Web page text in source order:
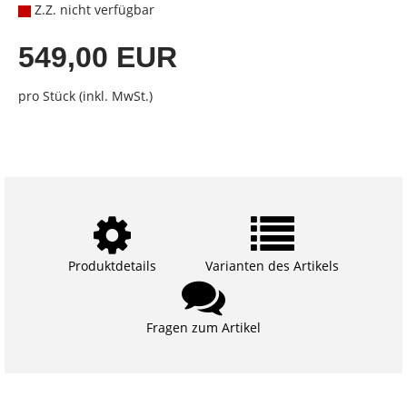
Z.Z. nicht verfügbar
549,00 EUR
pro Stück (inkl. MwSt.)
Produktdetails Varianten des Artikels
Fragen zum Artikel